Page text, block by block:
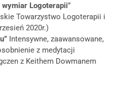
Logoterapii”
Towarzystwo Logoterapii i
2020r.)
Intensywne, zaawansowane,
z medytacji
z Keithem Dowmanem